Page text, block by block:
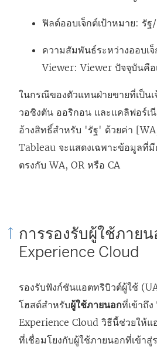
ฟิลด์ออบเจ็กต์เป้าหมาย: รัฐ/
ความสัมพันธ์ระหว่างออบเ
Viewer: Viewer ปัจจุบันคื
ในกรณีของตัวแทนฝ่ายขายที่เป็น
วอชิงตัน ออริกอน และแคลิฟอร์เ
อ้างสิทธิ์สำหรับ 'รัฐ' ด้วยค่า
Tableau จะแสดงเฉพาะข้อมูลที่
ตรงกับ WA, OR หรือ CA
การรองรับผู้ใช้ภาย
Experience Cloud
รองรับฟังก์ชันแอตทริบิวต์ผู้ใช้
โฮสต์สำหรับผู้ใช้ภายนอกที่เข้าถึ
Experience Cloud วิธีนี้ช่วยให้แ
ที่เชื่อมโยงกับผู้ใช้ภายนอกที่เข้าสู่